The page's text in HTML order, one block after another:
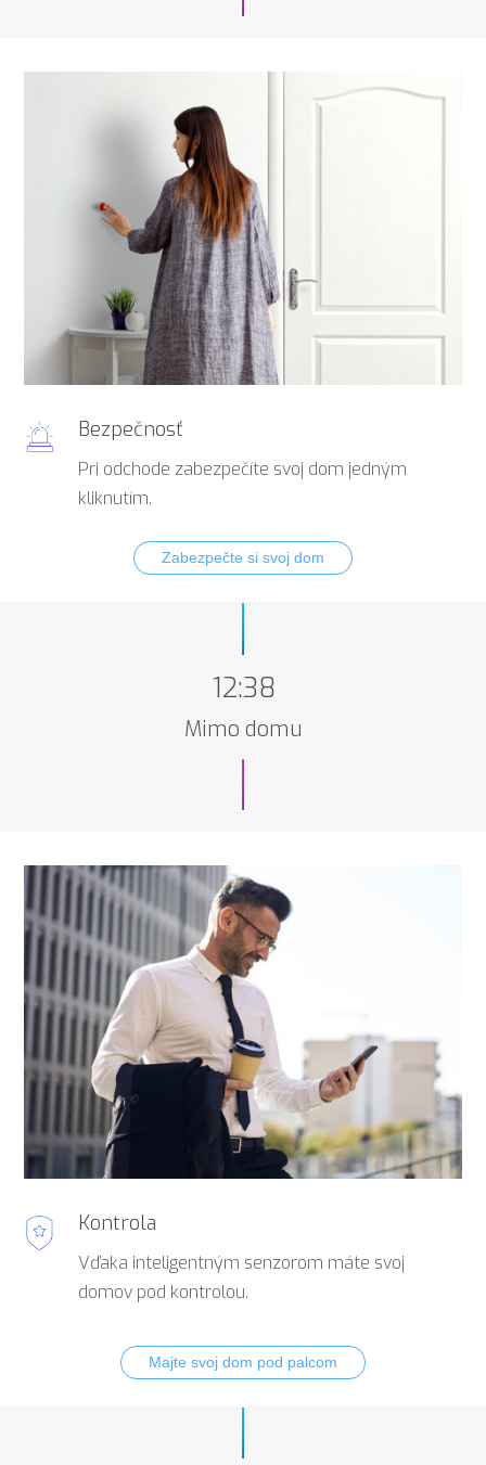
Bezpečnosť
Pri odchode zabezpečíte svoj dom jedným
kliknutím.
Zabezpečte si svoj dom
12:38
Mimo domu
Kontrola
Vďaka inteligentným senzorom máte svoj
domov pod kontrolou.
Majte svoj dom pod palcom